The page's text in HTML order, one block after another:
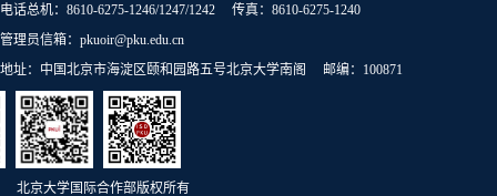
电话总机：8610-6275-1246/1247/1242 传真：8610-6275-1240
管理员信箱：pkuoir@pku.edu.cn
地址：中国北京市海淀区颐和园路五号北京大学南阁 邮编：100871
北京大学国际合作部版权所有